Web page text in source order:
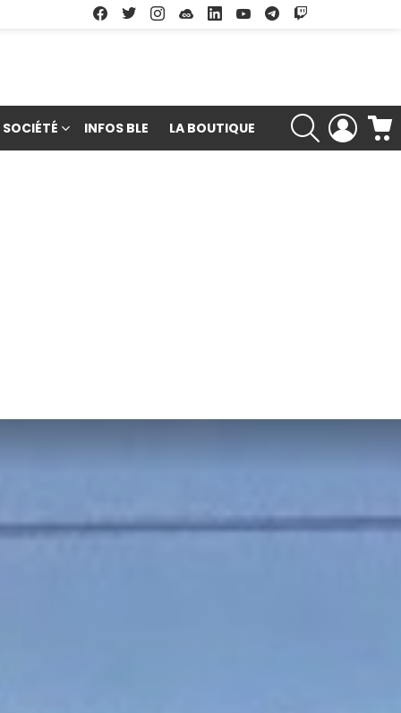
Facebook
TwitterInstagramSoundcloud
LinkedinYoutubeGoogle Play
SOCIÉTÉ INFOS BLE LA BOUTIQUE
RECHERCHE
LOGIN